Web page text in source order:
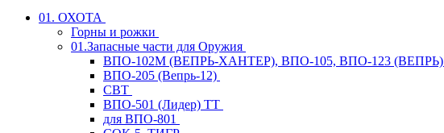
01. ОХОТА
Горны и рожки
01.Запасные части для Оружия
ВПО-102М (ВЕПРЬ-ХАНТЕР), ВПО-105, ВПО-123 (ВЕПРЬ)
ВПО-205 (Вепрь-12)
СВТ
ВПО-501 (Лидер) ТТ
для ВПО-801